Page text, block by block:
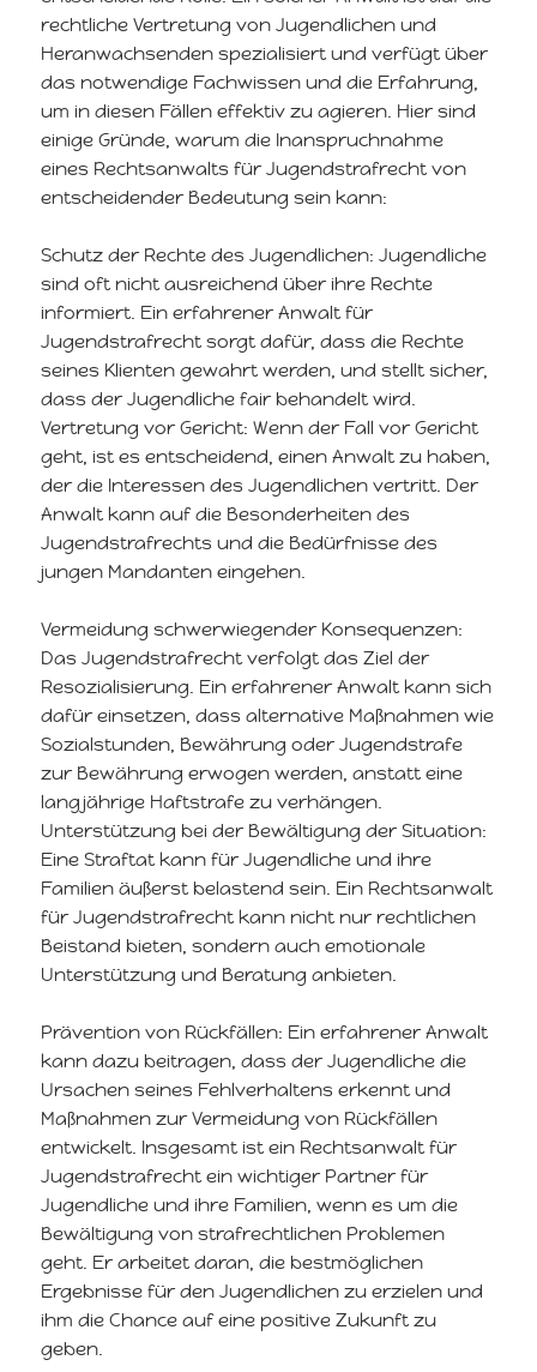
rechtliche Vertretung von Jugendlichen und
Heranwachsenden spezialisiert und verfügt über
das notwendige Fachwissen und die Erfahrung,
um in diesen Fällen effektiv zu agieren. Hier sind
einige Gründe, warum die Inanspruchnahme
eines Rechtsanwalts für Jugendstrafrecht von
entscheidender Bedeutung sein kann:
Schutz der Rechte des Jugendlichen: Jugendliche
sind oft nicht ausreichend über ihre Rechte
informiert. Ein erfahrener Anwalt für
Jugendstrafrecht sorgt dafür, dass die Rechte
seines Klienten gewahrt werden, und stellt sicher,
dass der Jugendliche fair behandelt wird.
Vertretung vor Gericht: Wenn der Fall vor Gericht
geht, ist es entscheidend, einen Anwalt zu haben,
der die Interessen des Jugendlichen vertritt. Der
Anwalt kann auf die Besonderheiten des
Jugendstrafrechts und die Bedürfnisse des
jungen Mandanten eingehen.
Vermeidung schwerwiegender Konsequenzen:
Das Jugendstrafrecht verfolgt das Ziel der
Resozialisierung. Ein erfahrener Anwalt kann sich
dafür einsetzen, dass alternative Maßnahmen wie
Sozialstunden, Bewährung oder Jugendstrafe
zur Bewährung erwogen werden, anstatt eine
langjährige Haftstrafe zu verhängen.
Unterstützung bei der Bewältigung der Situation:
Eine Straftat kann für Jugendliche und ihre
Familien äußerst belastend sein. Ein Rechtsanwalt
für Jugendstrafrecht kann nicht nur rechtlichen
Beistand bieten, sondern auch emotionale
Unterstützung und Beratung anbieten.
Prävention von Rückfällen: Ein erfahrener Anwalt
kann dazu beitragen, dass der Jugendliche die
Ursachen seines Fehlverhaltens erkennt und
Maßnahmen zur Vermeidung von Rückfällen
entwickelt. Insgesamt ist ein Rechtsanwalt für
Jugendstrafrecht ein wichtiger Partner für
Jugendliche und ihre Familien, wenn es um die
Bewältigung von strafrechtlichen Problemen
geht. Er arbeitet daran, die bestmöglichen
Ergebnisse für den Jugendlichen zu erzielen und
ihm die Chance auf eine positive Zukunft zu
geben.